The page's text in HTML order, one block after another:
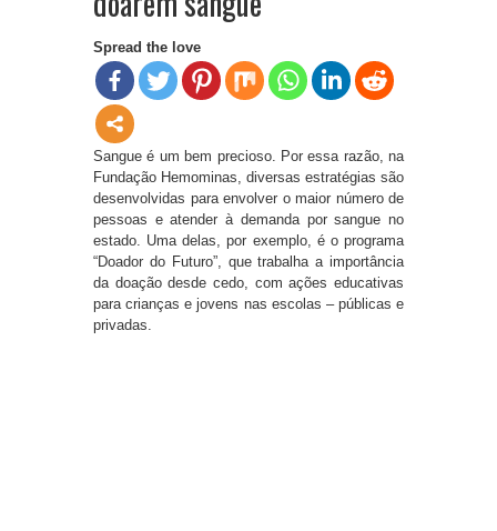
Spread the love
Sangue é um bem precioso. Por essa razão, na
Fundação Hemominas, diversas estratégias são
desenvolvidas para envolver o maior número de
pessoas e atender à demanda por sangue no
estado. Uma delas, por exemplo, é o programa
“Doador do Futuro”, que trabalha a importância
da doação desde cedo, com ações educativas
para crianças e jovens nas escolas – públicas e
privadas.